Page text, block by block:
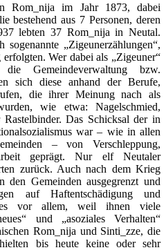
Rom_nija im Jahr 1873, dabei
bestehend aus 7 Personen, deren
lebten 37 Rom_nija in Neutal.
sogenannte „Zigeunerzählungen“,
Wer dabei als „Zigeuner“
Gemeindeverwaltung bzw.
sich diese anhand der Berufe,
die ihrer Meinung nach als
wie etwa: Nagelschmied,
Das Schicksal der in
war – wie in allen
– von Verschleppung,
geprägt. Nur elf Neutaler
zurück. Auch nach dem Krieg
Gemeinden ausgegrenzt und
auf Haftentschädigung und
vor allem, weil ihnen viele
und „asoziales Verhalten“
Rom_nija und Sinti_zze, die
bis heute keine oder sehr